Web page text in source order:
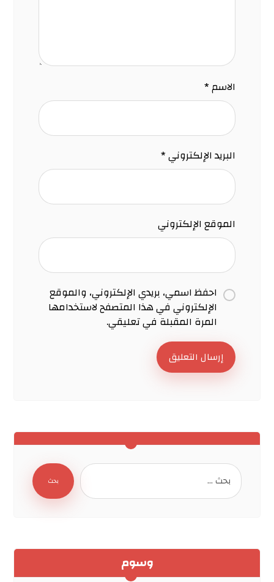
الاسم*
البريد الإلكتروني*
الموقع الإلكتروني
احفظ اسمي، بريدي الإلكتروني، والموقع
الإلكتروني في هذا المتصفح لاستخدامها
المرة المقبلة في تعليقي.
إرسال التعليق
بحث
وسوم